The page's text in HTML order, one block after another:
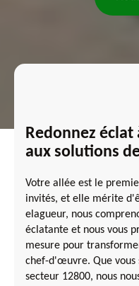
Redonnez éclat
aux solutions
Votre allée est le
invités, et elle mérite
elagueur, nous
éclatante et nous vous
mesure pour
chef-d'œuvre. Que vous
secteur 12800, nous